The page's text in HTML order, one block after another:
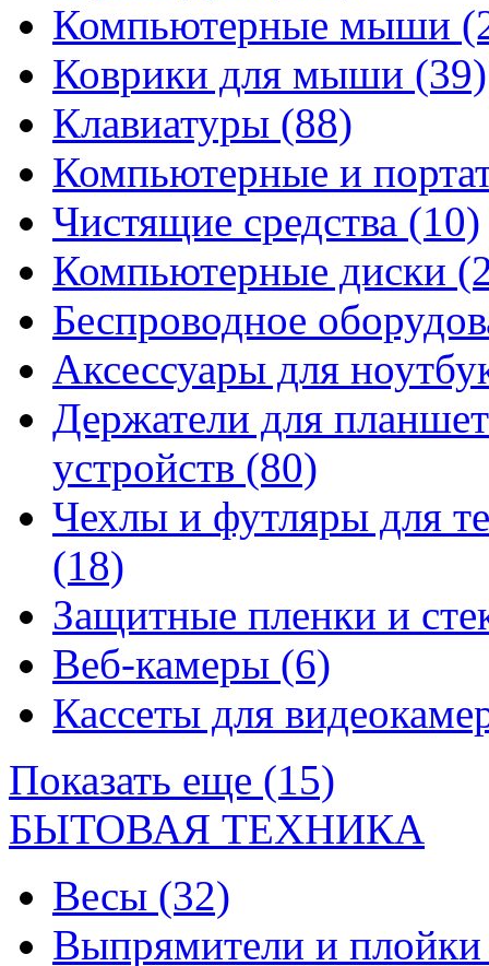
Компьютерные мыши
Коврики для мыши (39)
Клавиатуры (88)
Компьютерные и
Чистящие средства (10)
Компьютерные диски
Беспроводное
Аксессуары для
Держатели для
устройств (80)
Чехлы и футляры для
(18)
Защитные пленки и
Веб-камеры (6)
Кассеты для
Показать еще (15)
БЫТОВАЯ ТЕХНИКА
Весы (32)
Выпрямители и